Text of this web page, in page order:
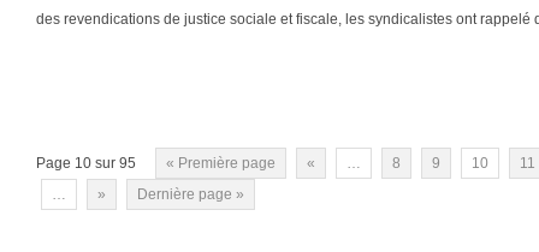
des revendications de justice sociale et fiscale, les syndicalistes ont
Page 10 sur 95 « Première page « … 8 9 10
11
…
» Dernière page »